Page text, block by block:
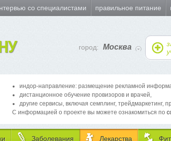
со специалистами правильное питание
город: Москва
индор-направление: размещение рекламной
дистанционное обучение провизоров и врачей,
другие сервисы, включая семплинг, трейдмаркетинг,
С информацией о проекте вы можете ознакомиться по
Заболевания Лекарства